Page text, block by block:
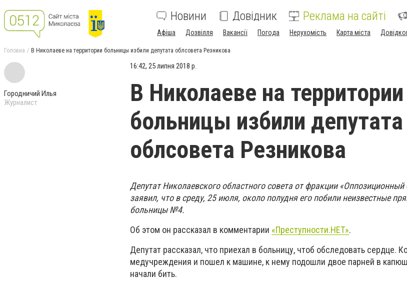
Новини Довідник Реклама на сайті
Афіша Дозвілля Вакансії Погода Нерухомість Карта міста
Головна В Николаеве на территории больницы избили депутата облсовета Резникова
Городничий Илья
Журналист
16:42, 25 липня 2018 р.
В Николаеве на территории
больницы избили депутата
облсовета Резникова
Депутат Николаевского областного совета от фракции
заявил, что в среду, 25 июля, около полудня его побили неизвестные
больницы №4.
Об этом он рассказал в комментарии «Преступности.НЕТ».
Депутат рассказал, что приехал в больницу, чтоб обследовать сердце.
медучреждения и пошел к машине, к нему подошли двое парней в
начали бить.